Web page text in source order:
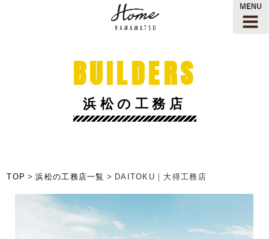
BUILDERS
浜松の工務店
TOP 浜松の工務店一覧 DAITOKU｜大得工務店